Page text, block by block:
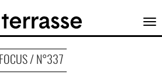
FOCUS / N°337